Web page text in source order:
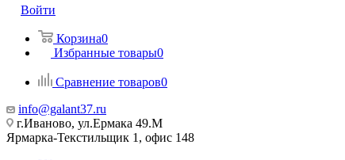
Войти
Корзина0
Избранные товары0
Сравнение товаров0
info@galant37.ru
г.Иваново, ул.Ермака 49.M
Ярмарка-Текстильщик 1, офис 148